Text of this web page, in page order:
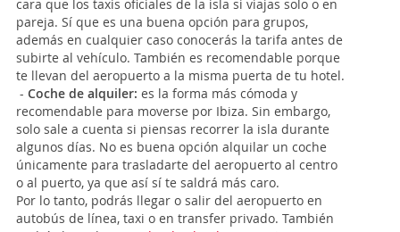
cara que los taxis oficiales de la isla si viajas solo o en
pareja. Sí que es una buena opción para grupos,
además en cualquier caso conocerás la tarifa antes de
subirte al vehículo. También es recomendable porque
te llevan del aeropuerto a la misma puerta de tu hotel.
- Coche de alquiler: es la forma más cómoda y
recomendable para moverse por Ibiza. Sin embargo,
solo sale a cuenta si piensas recorrer la isla durante
algunos días. No es buena opción alquilar un coche
únicamente para trasladarte del aeropuerto al centro
o al puerto, ya que así sí te saldrá más caro.
Por lo tanto, podrás llegar o salir del aeropuerto en
autobús de línea, taxi o en transfer privado. También